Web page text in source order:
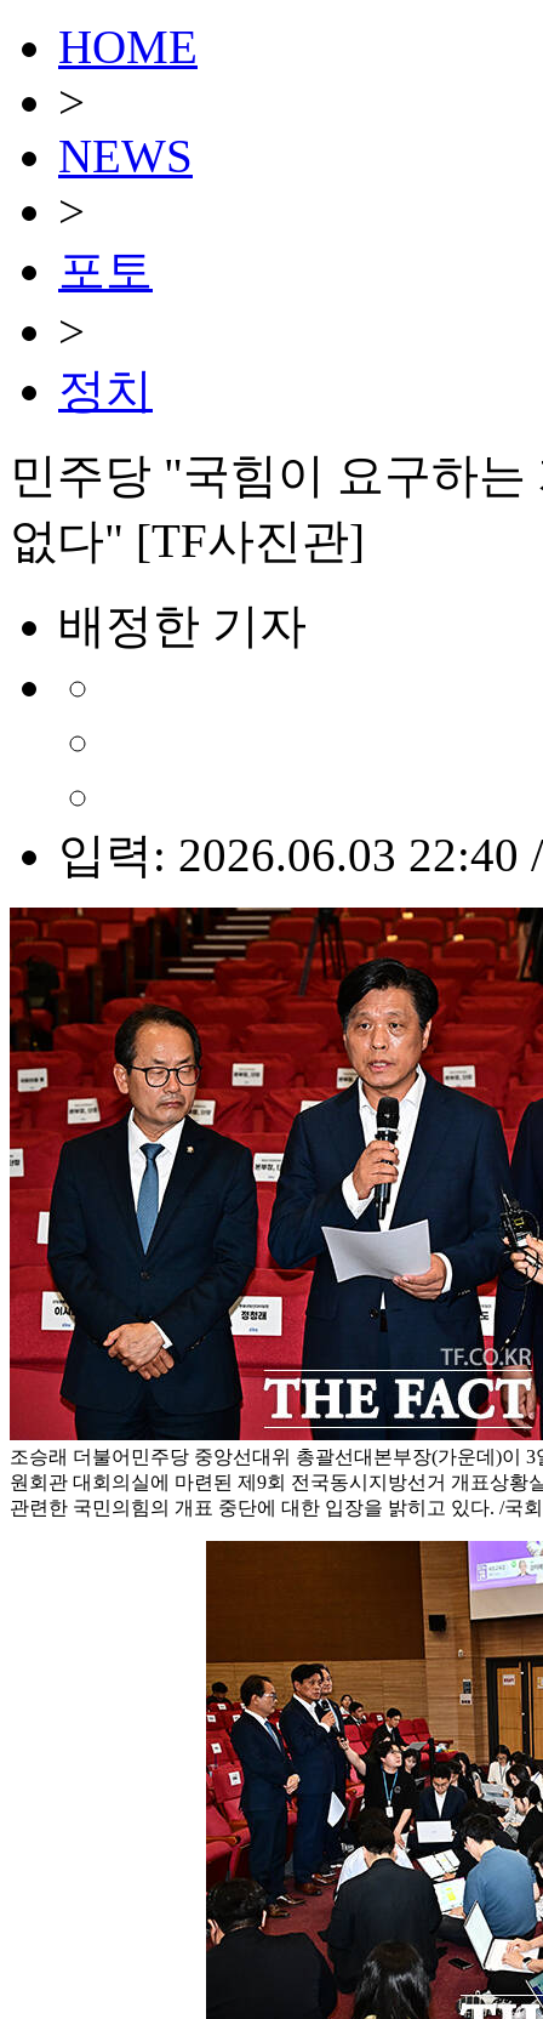
HOME
>
NEWS
>
포토
>
정치
민주당 "국힘이 요구하
없다" [TF사진관]
배정한 기자
입력: 2026.06.03 22:40
조승래 더불어민주당 중앙선대위 총괄선대본부장(가운데)이
원회관 대회의실에 마련된 제9회 전국동시지방선거 개표상황
관련한 국민의힘의 개표 중단에 대한 입장을 밝히고 있다. /국